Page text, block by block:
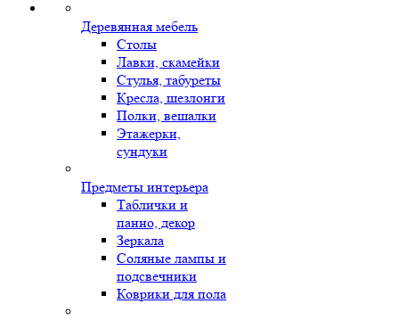
Деревянная мебель
Столы
Лавки, скамейки
Стулья, табуреты
Кресла, шезлонги
Полки, вешалки
Этажерки,
сундуки
Предметы интерьера
Таблички и
панно, декор
Зеркала
Соляные лампы и
подсвечники
Коврики для пола